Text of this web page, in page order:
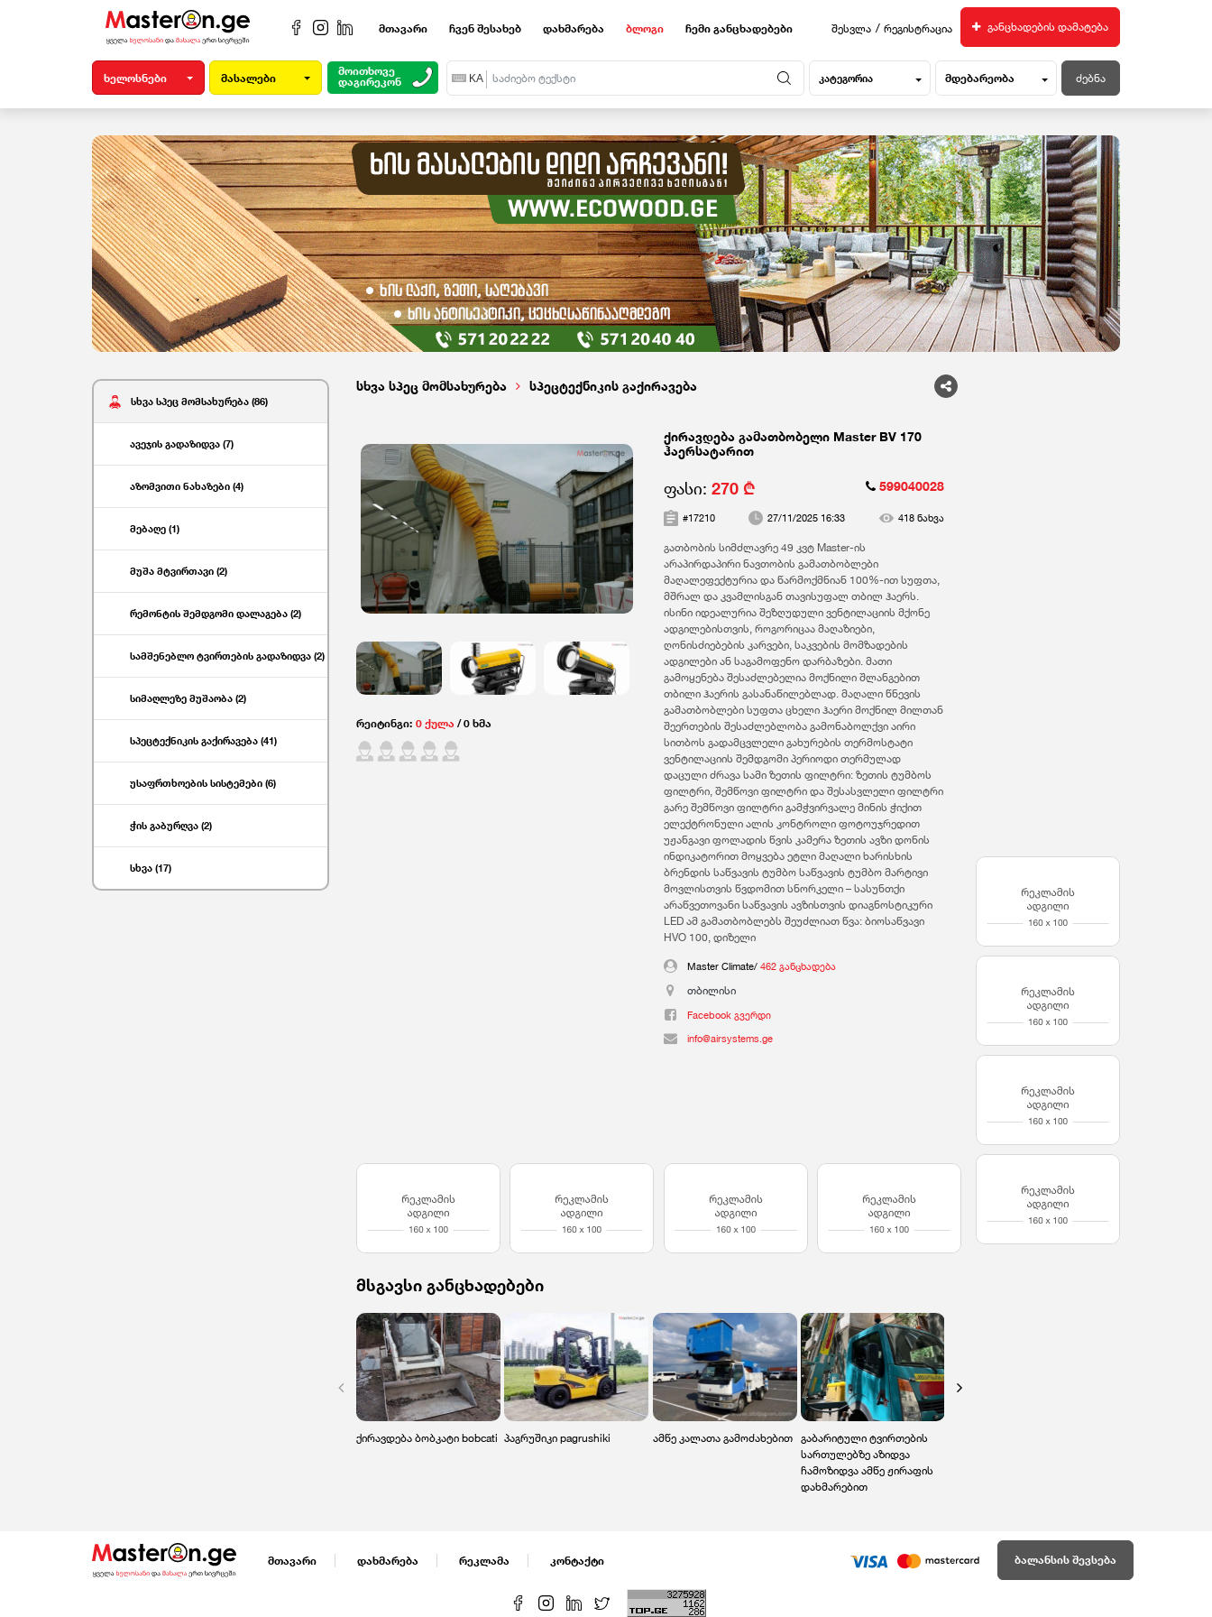
მთავარი ჩვენ შესახებ დახმარება ბლოგი ჩემი განცხადებები შესვლა / რეგისტრაცია განცხადების დამატება
ხელოსნები მასალები
მოითხოვე
დაგირეკონ
EN KA RU კატეგორია მდებარეობა
სხვა სპეც მომსახურება (86)
ავეჯის გადაზიდვა (7)
აზომვითი ნახაზები (4)
მებაღე (1)
მუშა მტვირთავი (2)
რემონტის შემდგომი დალაგება (2)
სამშენებლო ტვირთების გადაზიდვა (2)
სიმაღლეზე მუშაობა (2)
სპეცტექნიკის გაქირავება (41)
უსაფრთხოების სისტემები (6)
ჭის გაბურღვა (2)
სხვა (17)
სხვა სპეც მომსახურება სპეცტექნიკის გაქირავება
რეიტინგი: 0 ქულა / 0 ხმა
ქირავდება გამათბობელი Master BV 170
ჰაერსატარით
ფასი: 270 ₾ 599040028
#17210 27/11/2025 16:33 418 ნახვა
გათბობის სიმძლავრე 49 კვტ Master-ის
არაპირდაპირი ნავთობის გამათბობლები
მაღალეფექტურია და წარმოქმნიან 100%-ით სუფთა,
მშრალ და კვამლისგან თავისუფალ თბილ ჰაერს.
ისინი იდეალურია შეზღუდული ვენტილაციის მქონე
ადგილებისთვის, როგორიცაა მაღაზიები,
ღონისძიებების კარვები, საკვების მომზადების
ადგილები ან საგამოფენო დარბაზები. მათი
გამოყენება შესაძლებელია მოქნილი შლანგებით
თბილი ჰაერის გასანაწილებლად. მაღალი წნევის
გამათბობლები სუფთა ცხელი ჰაერი მოქნილ მილთან
შეერთების შესაძლებლობა გამონაბოლქვი აირი
სითბოს გადამცვლელი გახურების თერმოსტატი
ვენტილაციის შემდგომი პერიოდი თერმულად
დაცული ძრავა სამი ზეთის ფილტრი: ზეთის ტუმბოს
ფილტრი, შემწოვი ფილტრი და შესასვლელი ფილტრი
გარე შემწოვი ფილტრი გამჭვირვალე მინის ჭიქით
ელექტრონული ალის კონტროლი ფოტოუჯრედით
უჟანგავი ფოლადის წვის კამერა ზეთის ავზი დონის
ინდიკატორით მოყვება ეტლი მაღალი ხარისხის
ბრენდის საწვავის ტუმბო საწვავის ტუმბო მარტივი
მოვლისთვის წვდომით სნორკელი – სასუნთქი
არაწვეთოვანი საწვავის ავზისთვის დიაგნოსტიკური
LED ამ გამათბობლებს შეუძლიათ წვა: ბიოსაწვავი
HVO 100, დიზელი
Master Climate/ 462 განცხადება
თბილისი
Facebook გვერდი
info@airsystems.ge
მსგავსი განცხადებები
ქირავდება ბობკატი bobcati პაგრუშიკი pagrushiki ამწე კალათა გამოძახებით
გაბარიტული ტვირთების
სართულებზე აზიდვა
ჩამოზიდვა ამწე ჟირაფის
დახმარებით
მთავარი დახმარება რეკლამა კონტაქტი ბალანსის შევსება